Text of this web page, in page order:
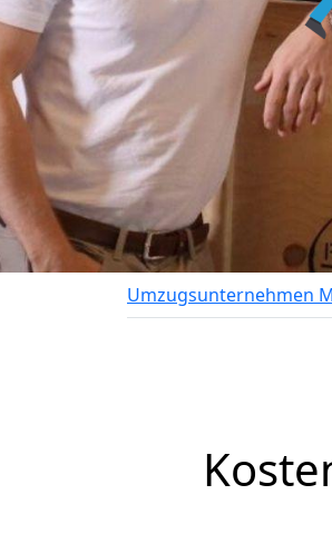
Umzugsunternehmen